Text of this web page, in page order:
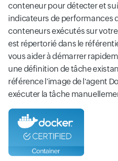
conteneur pour détecter et
indicateurs de performances
conteneurs exécutés sur
est répertorié dans le
vous aider à démarrer
une définition de tâche
référence l'image de l'agent
exécuter la tâche